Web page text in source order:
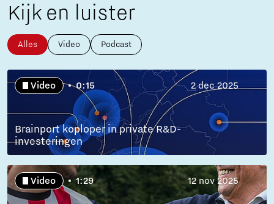
Kijk en luister
Alles Video Podcast
Video 0:15 2 dec 2025
Brainport koploper in private R&D-
investeringen
Video 1:29 12 nov 2025